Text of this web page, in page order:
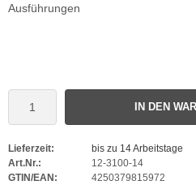
Ausführungen
IN DEN
Lieferzeit:
bis zu 14 Arbeitstage
Art.Nr.:
12-3100-14
GTIN/EAN:
4250379815972